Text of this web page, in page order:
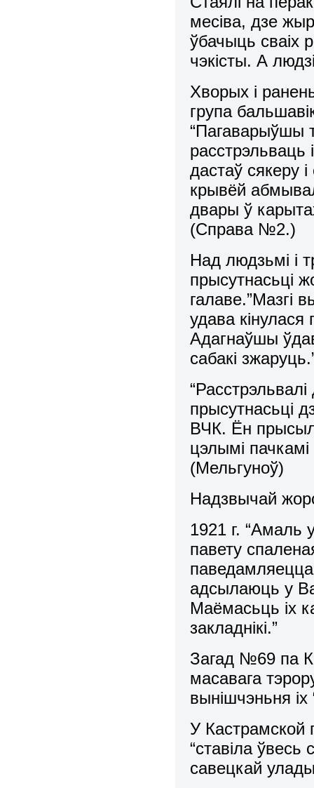
месіва, дзе
ўбачыць сваіх
чэкісты. А
Хворых і
група
“Пагаварыўшы
расстрэльваць
дастаў сякеру
крывёй
двары ў
(Справа №2.)
Над людзьмі і
прысутнасьці
галаве.”Мазгі
удава
Адагнаўшы
сабакі
прысутнасьці
ВЧК. Ён
цэлымі пачкамі
(Мельгуноў)
Надзвычай
1921 г. “Амаль
павету
адсылаюць у
Маёмасьць іх
закладнікі.”
Загад №69 па
масавага
вынішчэньня іх
У Кастрамской
“ставіла ўвесь
савецкай